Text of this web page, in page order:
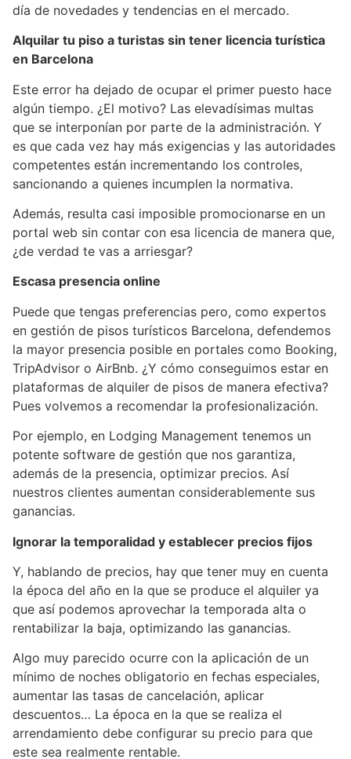
día de novedades y tendencias en el mercado.
Alquilar tu piso a turistas sin tener licencia turística
en Barcelona
Este error ha dejado de ocupar el primer puesto hace
algún tiempo. ¿El motivo? Las elevadísimas multas
que se interponían por parte de la administración. Y
es que cada vez hay más exigencias y las autoridades
competentes están incrementando los controles,
sancionando a quienes incumplen la normativa.
Además, resulta casi imposible promocionarse en un
portal web sin contar con esa licencia de manera que,
¿de verdad te vas a arriesgar?
Escasa presencia online
Puede que tengas preferencias pero, como expertos
en gestión de pisos turísticos Barcelona, defendemos
la mayor presencia posible en portales como Booking,
TripAdvisor o AirBnb. ¿Y cómo conseguimos estar en
plataformas de alquiler de pisos de manera efectiva?
Pues volvemos a recomendar la profesionalización.
Por ejemplo, en Lodging Management tenemos un
potente software de gestión que nos garantiza,
además de la presencia, optimizar precios. Así
nuestros clientes aumentan considerablemente sus
ganancias.
Ignorar la temporalidad y establecer precios fijos
Y, hablando de precios, hay que tener muy en cuenta
la época del año en la que se produce el alquiler ya
que así podemos aprovechar la temporada alta o
rentabilizar la baja, optimizando las ganancias.
Algo muy parecido ocurre con la aplicación de un
mínimo de noches obligatorio en fechas especiales,
aumentar las tasas de cancelación, aplicar
descuentos… La época en la que se realiza el
arrendamiento debe configurar su precio para que
este sea realmente rentable.